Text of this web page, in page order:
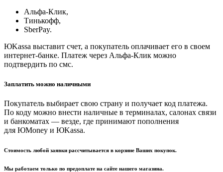
Альфа-Клик,
Тинькофф,
SberPay.
ЮKassa выставит счет, а покупатель оплачивает его в своем
интернет-банке. Платеж через Альфа-Клик можно
подтвердить по смс.
Заплатить можно наличными
Покупатель выбирает свою страну и получает код платежа.
По коду можно внести наличные в терминалах, салонах связи
и банкоматах — везде, где принимают пополнения
для ЮMoney и ЮKassa.
Стоимость любой заявки рассчитывается в корзине Ваших покупок.
Мы работаем только по предоплате на сайте нашего магазина.